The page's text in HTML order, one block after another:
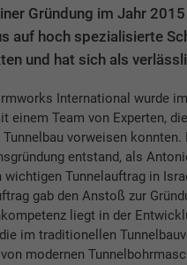
Gründung im Jahr
auf hoch spezialisierte
und hat sich als
International wurde
einem Team von Experten,
vorweisen konnten.
entstand, als
Tunnelauftrag in
gab den Anstoß zur
liegt in der
im traditionellen
modernen